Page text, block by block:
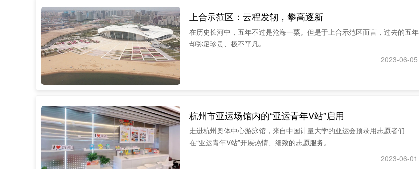
上合示范区：云程发轫，攀高逐新
在历史长河中，五年不过是沧海一粟。但是于上合示范区而言，过去的五年
却弥足珍贵、极不平凡。
2023-06-05
杭州市亚运场馆内的“亚运青年V站”启用
走进杭州奥体中心游泳馆，来自中国计量大学的亚运会预录用志愿者们
在“亚运青年V站”开展热情、细致的志愿服务。
2023-06-01